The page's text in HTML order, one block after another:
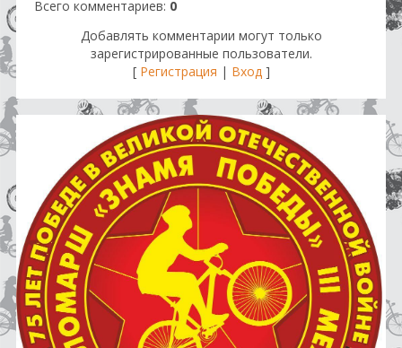
Всего комментариев: 0
Добавлять комментарии могут только
зарегистрированные пользователи.
[ Регистрация | Вход]